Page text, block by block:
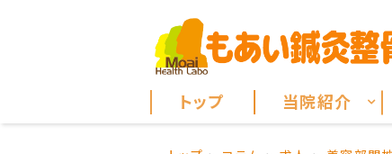
トップ 当院紹介